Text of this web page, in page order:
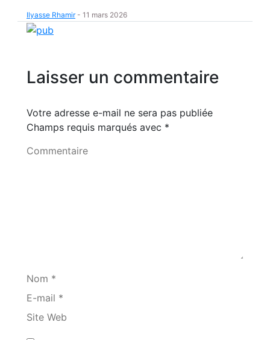
Ilyasse Rhamir- 11 mars 2026
Laisser un commentaire
Votre adresse e-mail ne sera pas publiée
Champs requis marqués avec *
Commentaire
Nom *
E-mail *
Site Web